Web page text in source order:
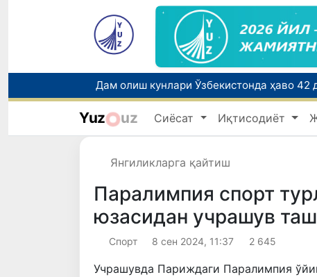
Дам олиш кунлари Ўзбекистонда ҳаво 42
Маҳалла банкири: рақамлар ортидаги
Yuz uz Сиёсат Иқтисодиёт
Янгиликларга қайтиш
Паралимпия спорт
юзасидан учрашув
Спорт 8 сен 2024, 11:37 2 645
Учрашувда Париждаги Паралимпия